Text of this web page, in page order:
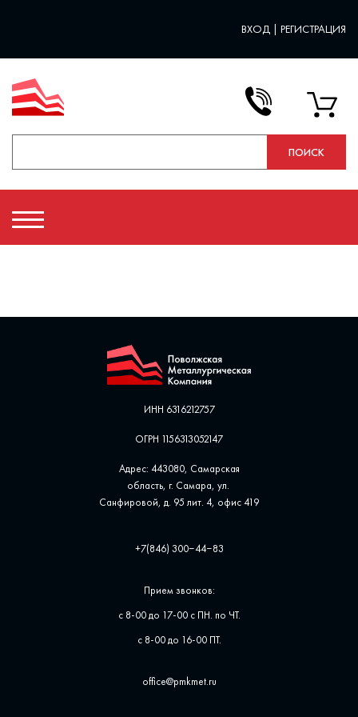
ВХОД | РЕГИСТРАЦИЯ
ИНН 6316212757
ОГРН 1156313052147
Адрес: 443080, Самарская
область, г. Самара, ул. ​
Санфировой, д. 95 лит. 4, офис ​419
+7(846) 300‒44‒83
Прием звонков:
с 8-00 до 17-00 с ПН. по ЧТ.
с 8-00 до 16-00 ПТ.
office@pmkmet.ru